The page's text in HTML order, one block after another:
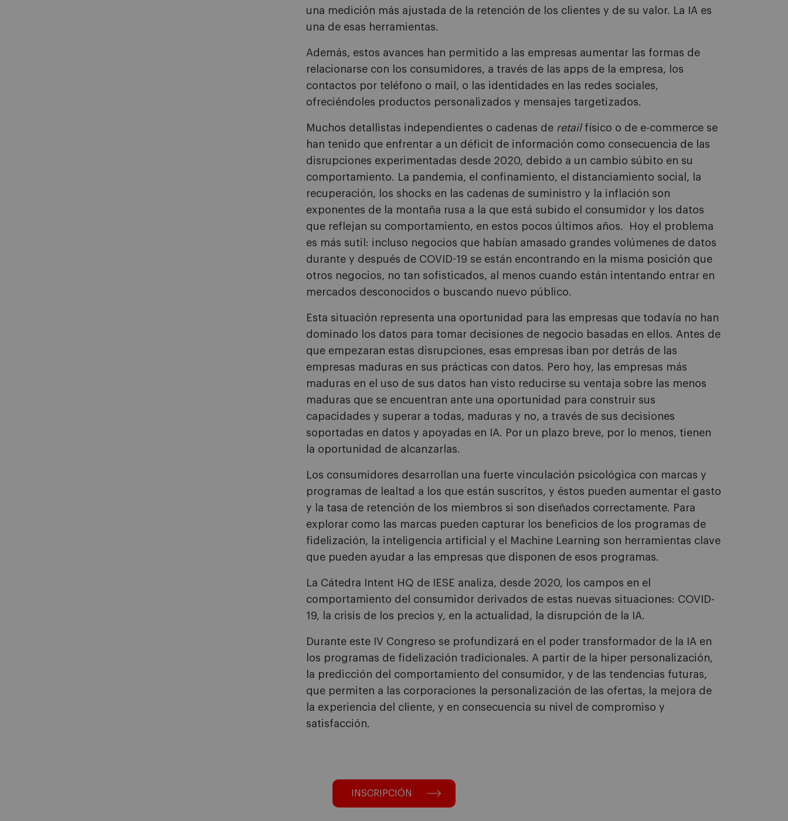
una medición más ajustada de la retención de los clientes y de su valor. La IA es
una de esas herramientas.
Además, estos avances han permitido a las empresas aumentar las formas de
relacionarse con los consumidores, a través de las apps de la empresa, los
contactos por teléfono o mail, o las identidades en las redes sociales,
ofreciéndoles productos personalizados y mensajes targetizados.
Muchos detallistas independientes o cadenas de retailfísico o de e-commerce se
han tenido que enfrentar a un déficit de información como consecuencia de las
disrupciones experimentadas desde 2020, debido a un cambio súbito en su
comportamiento. La pandemia, el confinamiento, el distanciamiento social, la
recuperación, los shocks en las cadenas de suministro y la inflación son
exponentes de la montaña rusa a la que está subido el consumidor y los datos
que reflejan su comportamiento, en estos pocos últimos años. Hoy el problema
es más sutil: incluso negocios que habían amasado grandes volúmenes de datos
durante y después de COVID-19 se están encontrando en la misma posición que
otros negocios, no tan sofisticados, al menos cuando están intentando entrar en
mercados desconocidos o buscando nuevo público.
Esta situación representa una oportunidad para las empresas que todavía no han
dominado los datos para tomar decisiones de negocio basadas en ellos. Antes de
que empezaran estas disrupciones, esas empresas iban por detrás de las
empresas maduras en sus prácticas con datos. Pero hoy, las empresas más
maduras en el uso de sus datos han visto reducirse su ventaja sobre las menos
maduras que se encuentran ante una oportunidad para construir sus
capacidades y superar a todas, maduras y no, a través de sus decisiones
soportadas en datos y apoyadas en IA. Por un plazo breve, por lo menos, tienen
la oportunidad de alcanzarlas.
Los consumidores desarrollan una fuerte vinculación psicológica con marcas y
programas de lealtad a los que están suscritos, y éstos pueden aumentar el gasto
y la tasa de retención de los miembros si son diseñados correctamente. Para
explorar como las marcas pueden capturar los beneficios de los programas de
fidelización, la inteligencia artificial y el Machine Learning son herramientas clave
que pueden ayudar a las empresas que disponen de esos programas.
La Cátedra Intent HQ de IESE analiza, desde 2020, los campos en el
comportamiento del consumidor derivados de estas nuevas situaciones: COVID-
19, la crisis de los precios y, en la actualidad, la disrupción de la IA.
Durante este IV Congreso se profundizará en el poder transformador de la IA en
los programas de fidelización tradicionales. A partir de la hiper personalización,
la predicción del comportamiento del consumidor, y de las tendencias futuras,
que permiten a las corporaciones la personalización de las ofertas, la mejora de
la experiencia del cliente, y en consecuencia su nivel de compromiso y
satisfacción.
INSCRIPCIÓN